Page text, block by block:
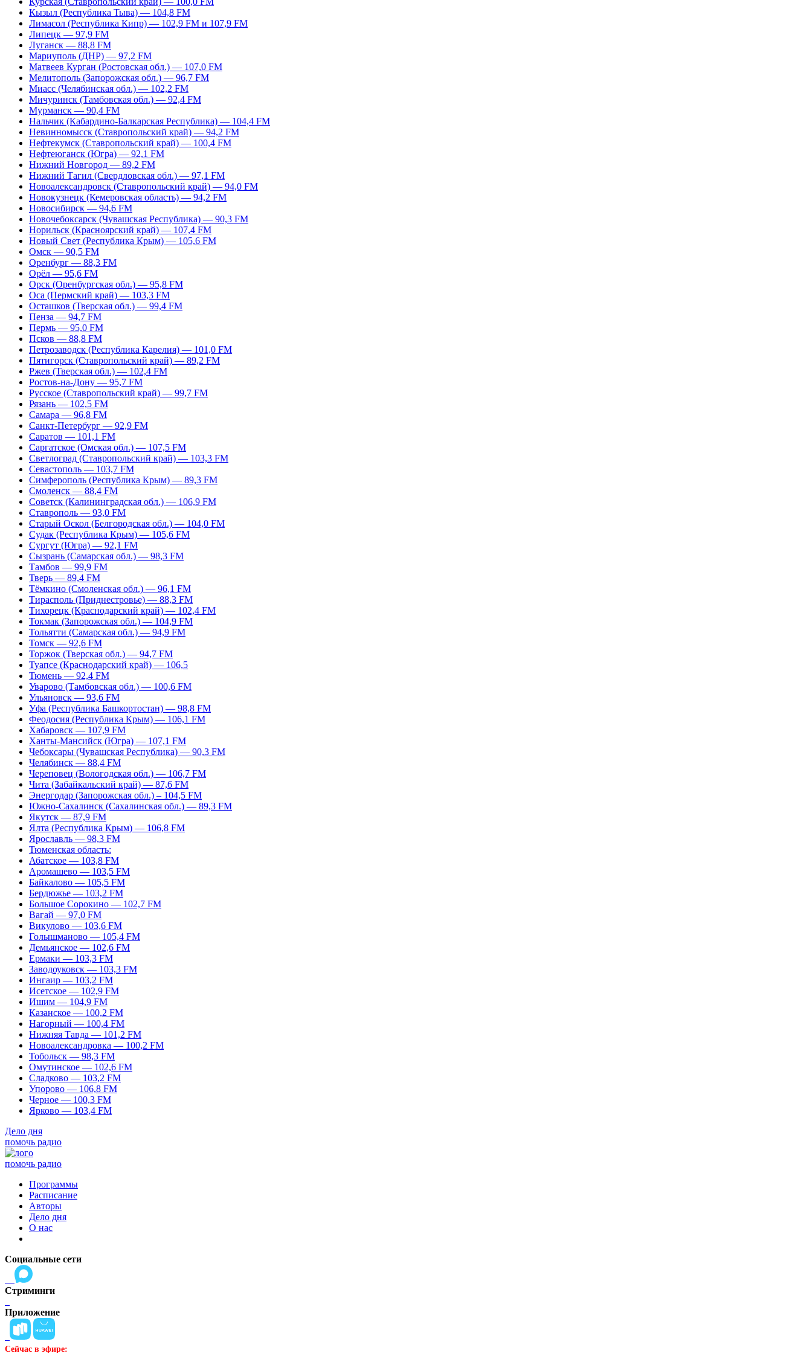
Кызыл (Республика Тыва) — 104,8 FM
Лимасол (Республика Кипр) — 102,9 FM и 107,9 FM
Липецк — 97,9 FM
Луганск — 88,8 FM
Мариуполь (ДНР) — 97,2 FM
Матвеев Курган (Ростовская обл.) — 107,0 FM
Мелитополь (Запорожская обл.) — 96,7 FM
Миасс (Челябинская обл.) — 102,2 FM
Мичуринск (Тамбовская обл.) — 92,4 FM
Мурманск — 90,4 FM
Нальчик (Кабардино-Балкарская Республика) — 104,4 FM
Невинномысск (Ставропольский край) — 94,2 FM
Нефтекумск (Ставропольский край) — 100,4 FM
Нефтеюганск (Югра) — 92,1 FM
Нижний Новгород — 89,2 FM
Нижний Тагил (Свердловская обл.) — 97,1 FM
Новоалександровск (Ставропольский край) — 94,0 FM
Новокузнецк (Кемеровская область) — 94,2 FM
Новосибирск — 94,6 FM
Новочебоксарск (Чувашская Республика) — 90,3 FM
Норильск (Красноярский край) — 107,4 FM
Новый Свет (Республика Крым) — 105,6 FM
Омск — 90,5 FM
Оренбург — 88,3 FM
Орёл — 95,6 FM
Орск (Оренбургская обл.) — 95,8 FM
Оса (Пермский край) — 103,3 FM
Осташков (Тверская обл.) — 99,4 FM
Пенза — 94,7 FM
Пермь — 95,0 FM
Псков — 88,8 FM
Петрозаводск (Республика Карелия) — 101,0 FM
Пятигорск (Ставропольский край) — 89,2 FM
Ржев (Тверская обл.) — 102,4 FM
Ростов-на-Дону — 95,7 FM
Русское (Ставропольский край) — 99,7 FM
Рязань — 102,5 FM
Самара — 96,8 FM
Санкт-Петербург — 92,9 FM
Саратов — 101,1 FM
Саргатское (Омская обл.) — 107,5 FM
Светлоград (Ставропольский край) — 103,3 FM
Севастополь — 103,7 FM
Симферополь (Республика Крым) — 89,3 FM
Смоленск — 88,4 FM
Советск (Калининградская обл.) — 106,9 FM
Ставрополь — 93,0 FM
Старый Оскол (Белгородская обл.) — 104,0 FM
Судак (Республика Крым) — 105,6 FM
Сургут (Югра) — 92,1 FM
Сызрань (Самарская обл.) — 98,3 FM
Тамбов — 99,9 FM
Тверь — 89,4 FM
Тёмкино (Смоленская обл.) — 96,1 FM
Тирасполь (Приднестровье) — 88,3 FM
Тихорецк (Краснодарский край) — 102,4 FM
Токмак (Запорожская обл.) — 104,9 FM
Тольятти (Самарская обл.) — 94,9 FM
Томск — 92,6 FM
Торжок (Тверская обл.) — 94,7 FM
Туапсе (Краснодарский край) — 106,5
Тюмень — 92,4 FM
Уварово (Тамбовская обл.) — 100,6 FM
Ульяновск — 93,6 FM
Уфа (Республика Башкортостан) — 98,8 FM
Феодосия (Республика Крым) — 106,1 FM
Хабаровск — 107,9 FM
Ханты-Мансийск (Югра) — 107,1 FM
Чебоксары (Чувашская Республика) — 90,3 FM
Челябинск — 88,4 FM
Череповец (Вологодская обл.) — 106,7 FM
Чита (Забайкальский край) — 87,6 FM
Энергодар (Запорожская обл.) – 104,5 FM
Южно-Сахалинск (Сахалинская обл.) — 89,3 FM
Якутск — 87,9 FM
Ялта (Республика Крым) — 106,8 FM
Ярославль — 98,3 FM
Тюменская область:
Абатское — 103,8 FM
Аромашево — 103,5 FM
Байкалово — 105,5 FM
Бердюжье — 103,2 FM
Большое Сорокино — 102,7 FM
Вагай — 97,0 FM
Викулово — 103,6 FM
Голышманово — 105,4 FM
Демьянское — 102,6 FM
Ермаки — 103,3 FM
Заводоуковск — 103,3 FM
Ингаир — 103,2 FM
Исетское — 102,9 FM
Ишим — 104,9 FM
Казанское — 100,2 FM
Нагорный — 100,4 FM
Нижняя Тавда — 101,2 FM
Новоалександровка — 100,2 FM
Тобольск — 98,3 FM
Омутинское — 102,6 FM
Сладково — 103,2 FM
Упорово — 106,8 FM
Черное — 100,3 FM
Ярково — 103,4 FM
Дело дня
помочь радио
помочь радио
Программы
Расписание
Авторы
Дело дня
О нас
Социальные сети
Стриминги
Приложение
Сейчас в эфире: